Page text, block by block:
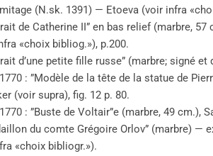
(N.sk. 1391) — Etoeva (voir infra
de Catherine II” en bas relief (marbre,
«choix bibliog.»), p.200.
d’une petite fille russe” (marbre; signé
: ”Modèle de la tête de la statue de
(voir supra), fig. 12 p. 80.
: ”Buste de Voltair”e (marbre, 49 cm.),
du comte Grégoire Orlov” (marbre)
«choix bibliogr.»).